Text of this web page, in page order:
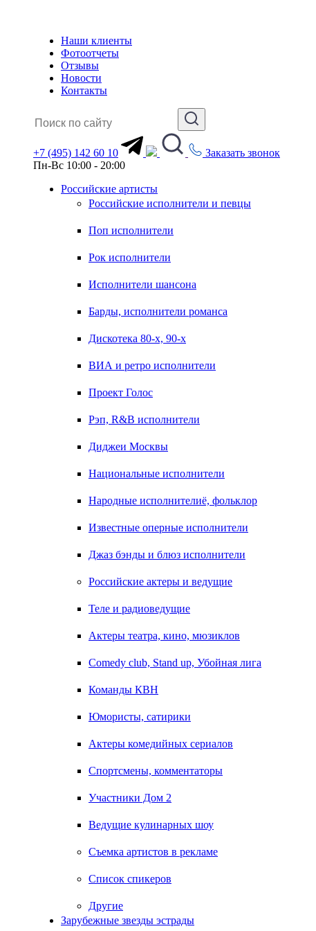
Наши клиенты
Фотоотчеты
Отзывы
Новости
Контакты
+7 (495) 142 60 10
Заказать звонок
Пн-Вс 10:00 - 20:00
Российские артисты
Российские исполнители и певцы
Поп исполнители
Рок исполнители
Исполнители шансона
Барды, исполнители романса
Дискотека 80-х, 90-х
ВИА и ретро исполнители
Проект Голос
Рэп, R&B исполнители
Диджеи Москвы
Национальные исполнители
Народные исполнителиё, фольклор
Известные оперные исполнители
Джаз бэнды и блюз исполнители
Российские актеры и ведущие
Теле и радиоведущие
Актеры театра, кино, мюзиклов
Comedy club, Stand up, Убойная лига
Команды КВН
Юмористы, сатирики
Актеры комедийных сериалов
Спортсмены, комментаторы
Участники Дом 2
Ведущие кулинарных шоу
Съемка артистов в рекламе
Список спикеров
Другие
Зарубежные звезды эстрады